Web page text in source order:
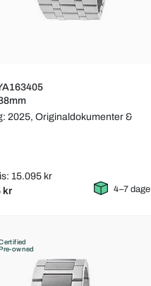
2025,Originaldokumenter &
15.095 kr
kr 4–7 dage
Pre-owned